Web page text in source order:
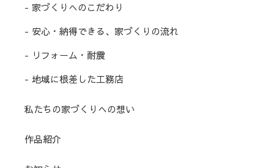
- 家づくりへのこだわり
- 安心・納得できる、家づくりの流れ
- リフォーム・耐震
- 地域に根差した工務店
私たちの家づくりへの想い
作品紹介